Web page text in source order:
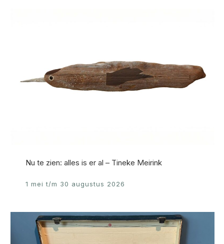
Nu te zien: alles is er al – Tineke Meirink
1 mei t/m 30 augustus 2026